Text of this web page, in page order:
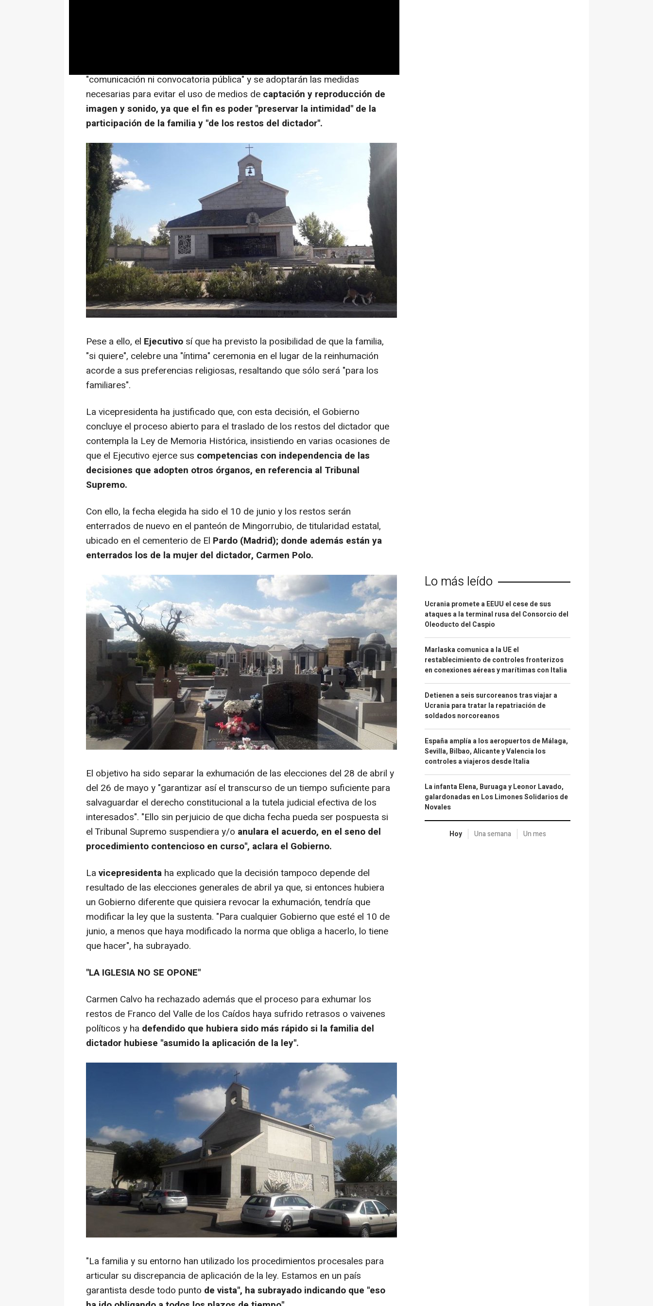
"comunicación ni convocatoria pública" y se adoptarán las medidas
necesarias para evitar el uso de medios de captación y reproducción de
imagen y sonido, ya que el fin es poder "preservar la intimidad" de la
participación de la familia y "de los restos del dictador".
Pese a ello, el Ejecutivo sí que ha previsto la posibilidad de que la familia,
"si quiere", celebre una "íntima" ceremonia en el lugar de la reinhumación
acorde a sus preferencias religiosas, resaltando que sólo será "para los
familiares".
La vicepresidenta ha justificado que, con esta decisión, el Gobierno
concluye el proceso abierto para el traslado de los restos del dictador que
contempla la Ley de Memoria Histórica, insistiendo en varias ocasiones de
que el Ejecutivo ejerce sus competencias con independencia de las
decisiones que adopten otros órganos, en referencia al Tribunal
Supremo.
Con ello, la fecha elegida ha sido el 10 de junio y los restos serán
enterrados de nuevo en el panteón de Mingorrubio, de titularidad estatal,
ubicado en el cementerio de El Pardo (Madrid); donde además están ya
enterrados los de la mujer del dictador, Carmen Polo.
El objetivo ha sido separar la exhumación de las elecciones del 28 de abril y
del 26 de mayo y "garantizar así el transcurso de un tiempo suficiente para
salvaguardar el derecho constitucional a la tutela judicial efectiva de los
interesados". "Ello sin perjuicio de que dicha fecha pueda ser pospuesta si
el Tribunal Supremo suspendiera y/o anulara el acuerdo, en el seno del
procedimiento contencioso en curso", aclara el Gobierno.
La vicepresidenta ha explicado que la decisión tampoco depende del
resultado de las elecciones generales de abril ya que, si entonces hubiera
un Gobierno diferente que quisiera revocar la exhumación, tendría que
modificar la ley que la sustenta. "Para cualquier Gobierno que esté el 10 de
junio, a menos que haya modificado la norma que obliga a hacerlo, lo tiene
que hacer", ha subrayado.
"LA IGLESIA NO SE OPONE"
Carmen Calvo ha rechazado además que el proceso para exhumar los
restos de Franco del Valle de los Caídos haya sufrido retrasos o vaivenes
políticos y ha defendido que hubiera sido más rápido si la familia del
dictador hubiese "asumido la aplicación de la ley".
"La familia y su entorno han utilizado los procedimientos procesales para
articular su discrepancia de aplicación de la ley. Estamos en un país
garantista desde todo punto de vista", ha subrayado indicando que "eso
Lo más leído
Ucrania promete a EEUU el cese de sus
ataques a la terminal rusa del Consorcio del
Oleoducto del Caspio
Marlaska comunica a la UE el
restablecimiento de controles fronterizos
en conexiones aéreas y marítimas con Italia
Detienen a seis surcoreanos tras viajar a
Ucrania para tratar la repatriación de
soldados norcoreanos
España amplía a los aeropuertos de Málaga,
Sevilla, Bilbao, Alicante y Valencia los
controles a viajeros desde Italia
La infanta Elena, Buruaga y Leonor Lavado,
galardonadas en Los Limones Solidarios de
Novales
Hoy Una semana Un mes